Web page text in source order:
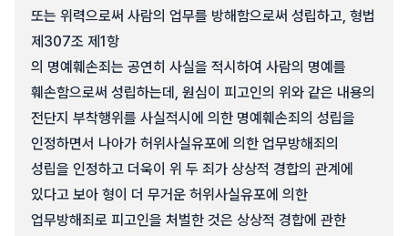
또는 위력으로써 사람의 업무를 방해함으로써 성립하고, 형법
제307조 제1항
의 명예훼손죄는 공연히 사실을 적시하여 사람의 명예를
훼손함으로써 성립하는데, 원심이 피고인의 위와 같은 내용의
전단지 부착행위를 사실적시에 의한 명예훼손죄의 성립을
인정하면서 나아가 허위사실유포에 의한 업무방해죄의
성립을 인정하고 더욱이 위 두 죄가 상상적 경합의 관계에
있다고 보아 형이 더 무거운 허위사실유포에 의한
업무방해죄로 피고인을 처벌한 것은 상상적 경합에 관한